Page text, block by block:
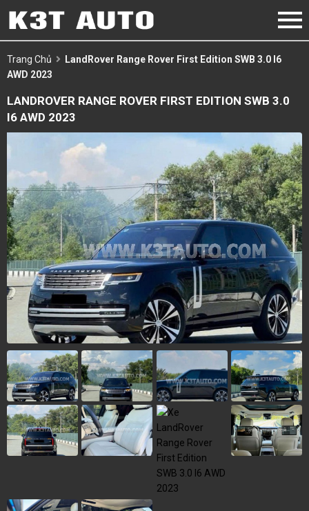
Trang Chủ
LandRover Range Rover First Edition SWB 3.0 I6
AWD 2023
LANDROVER RANGE ROVER FIRST EDITION SWB 3.0
I6 AWD 2023